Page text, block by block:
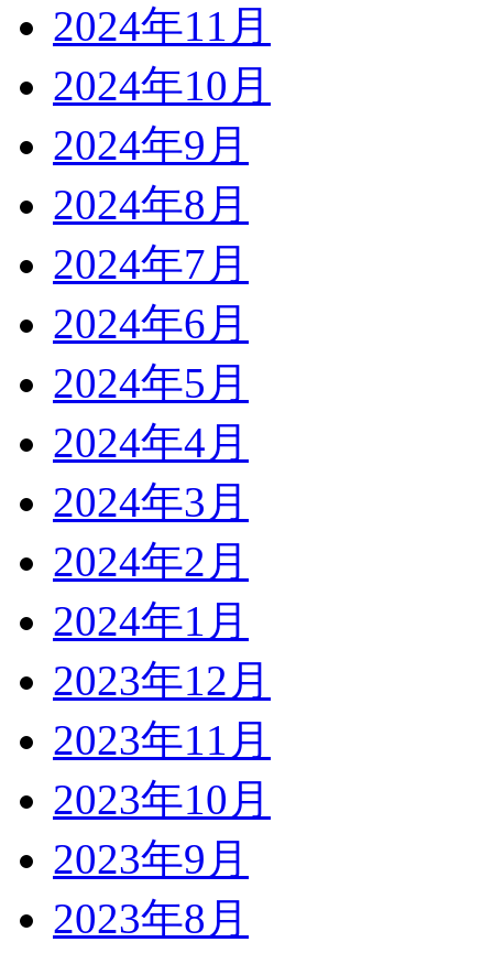
2024年11月
2024年10月
2024年9月
2024年8月
2024年7月
2024年6月
2024年5月
2024年4月
2024年3月
2024年2月
2024年1月
2023年12月
2023年11月
2023年10月
2023年9月
2023年8月